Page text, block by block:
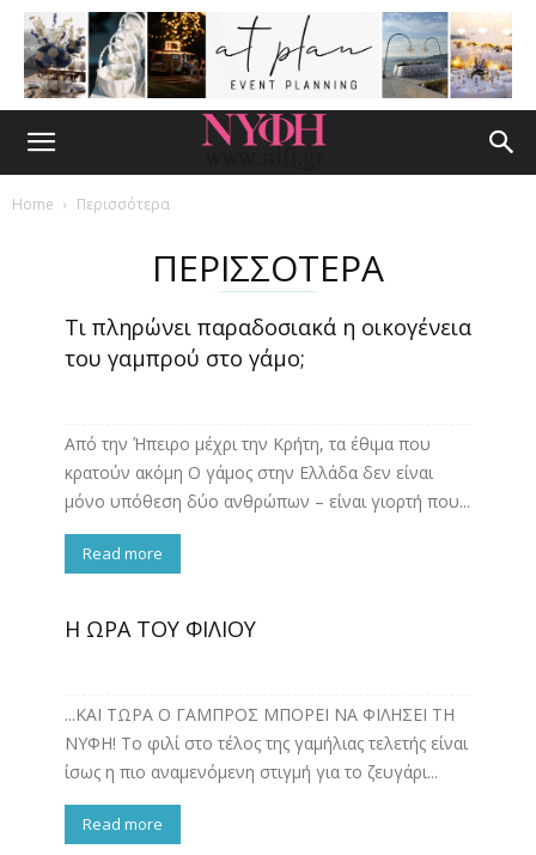
Home Περισσότερα
ΠΕΡΙΣΣΟΤΕΡΑ
Τι πληρώνει παραδοσιακά η οικογένεια
του γαμπρού στο γάμο;
Από την Ήπειρο μέχρι την Κρήτη, τα έθιμα που
κρατούν ακόμη Ο γάμος στην Ελλάδα δεν είναι
μόνο υπόθεση δύο ανθρώπων – είναι γιορτή που...
Read more
Η ΩΡΑ ΤΟΥ ΦΙΛΙΟΥ
...ΚΑΙ ΤΩΡΑ Ο ΓΑΜΠΡΟΣ ΜΠΟΡΕΙ ΝΑ ΦΙΛΗΣΕΙ ΤΗ
ΝΥΦΗ! Το φιλί στο τέλος της γαμήλιας τελετής είναι
ίσως η πιο αναμενόμενη στιγμή για το ζευγάρι...
Read more